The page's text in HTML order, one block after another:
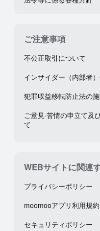
ご注意事項
不公正取引について
インサイダー（内部者
犯罪収益移転防止法の
ご意見·苦情の申立て及
て
WEBサイトに関連
プライバシーポリシー
moomooアプリ利用規約
セキュリティポリシー